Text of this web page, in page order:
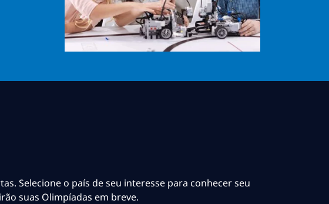
Selecione o país de seu interesse para conhecer seu
suas Olimpíadas em breve.